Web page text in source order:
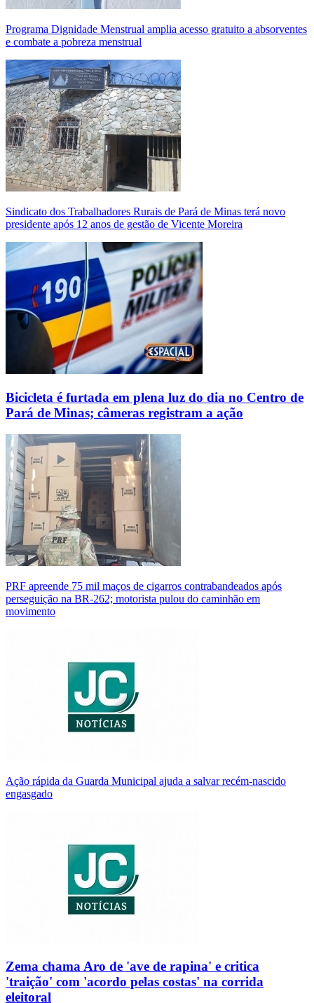
Programa Dignidade Menstrual amplia acesso gratuito a absorventes
e combate a pobreza menstrual
Sindicato dos Trabalhadores Rurais de Pará de Minas terá novo
presidente após 12 anos de gestão de Vicente Moreira
Bicicleta é furtada em plena luz do dia no Centro de
Pará de Minas; câmeras registram a ação
PRF apreende 75 mil maços de cigarros contrabandeados após
perseguição na BR-262; motorista pulou do caminhão em
movimento
Ação rápida da Guarda Municipal ajuda a salvar recém-nascido
engasgado
Zema chama Aro de 'ave de rapina' e critica
'traição' com 'acordo pelas costas' na corrida
eleitoral